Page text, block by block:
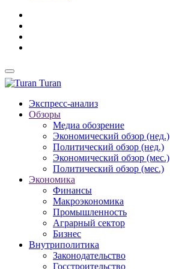
Turan
Экспресс-анализ
Обзоры
Медиа обозрение
Экономический обзор (нед.)
Политический обзор (нед.)
Экономический обзор (мес.)
Политический обзор (мес.)
Экономика
Финансы
Макроэкономика
Промышленность
Аграрный сектор
Бизнес
Внутриполитика
Законодательство
Госстроительство